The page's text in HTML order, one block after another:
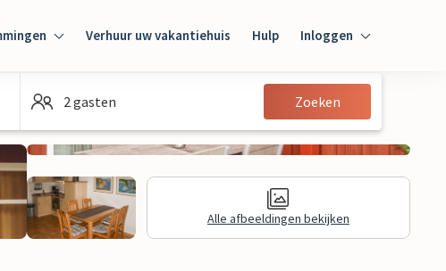
Verhuur uw vakantiehuis Hulp Inloggen
Inloggen
Gast
2 gasten Zoeken
Alle afbeeldingen bekijken